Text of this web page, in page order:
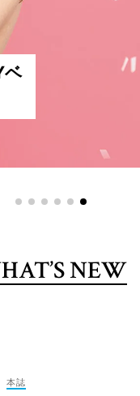
学さんと考える
」
NEW
本誌